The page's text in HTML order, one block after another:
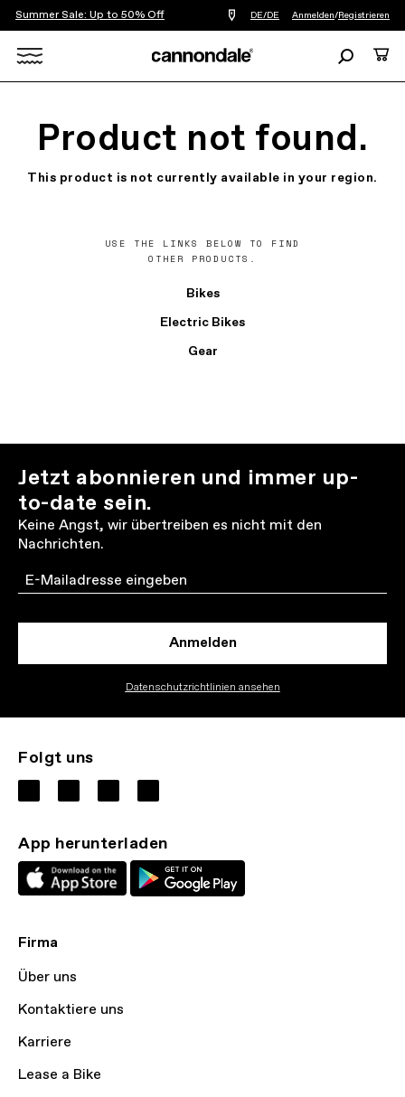
Summer Sale: Up to 50% Off
Einen
Händler
meiner
finden
DE/DE Anmelden/Registrieren
Suchen
Product not found.
This product is not currently available in your region.
USE THE LINKS BELOW TO FIND
OTHER PRODUCTS.
Bikes
Electric Bikes
Gear
Jetzt abonnieren und immer up-
to-date sein.
Keine Angst, wir übertreiben es nicht mit den
Nachrichten.
Email
Anmelden
Datenschutzrichtlinien ansehen
Folgt uns
App herunterladen
Firma
Über uns
Kontaktiere uns
Karriere
Lease a Bike